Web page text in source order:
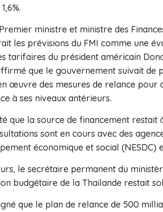
ministre et ministre des
les prévisions du FMI comme une
tarifaires du président américain
que le gouvernement suivait
œuvre des mesures de relance pour
à ses niveaux antérieurs.
que la source de financement restait
sont en cours avec des
économique et social (NESDC)
le secrétaire permanent du
budgétaire de la Thaïlande restait
que le plan de relance de 500